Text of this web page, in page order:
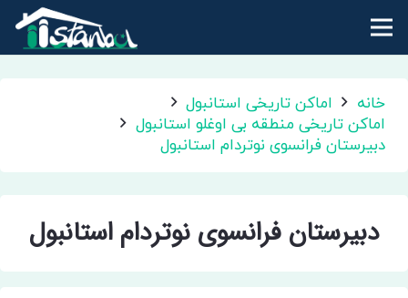
خانه
اماکن تاریخی استانبول
اماکن تاریخی منطقه بی اوغلو استانبول
دبیرستان فرانسوی نوتردام استانبول
دبیرستان فرانسوی نوتردام استانبول